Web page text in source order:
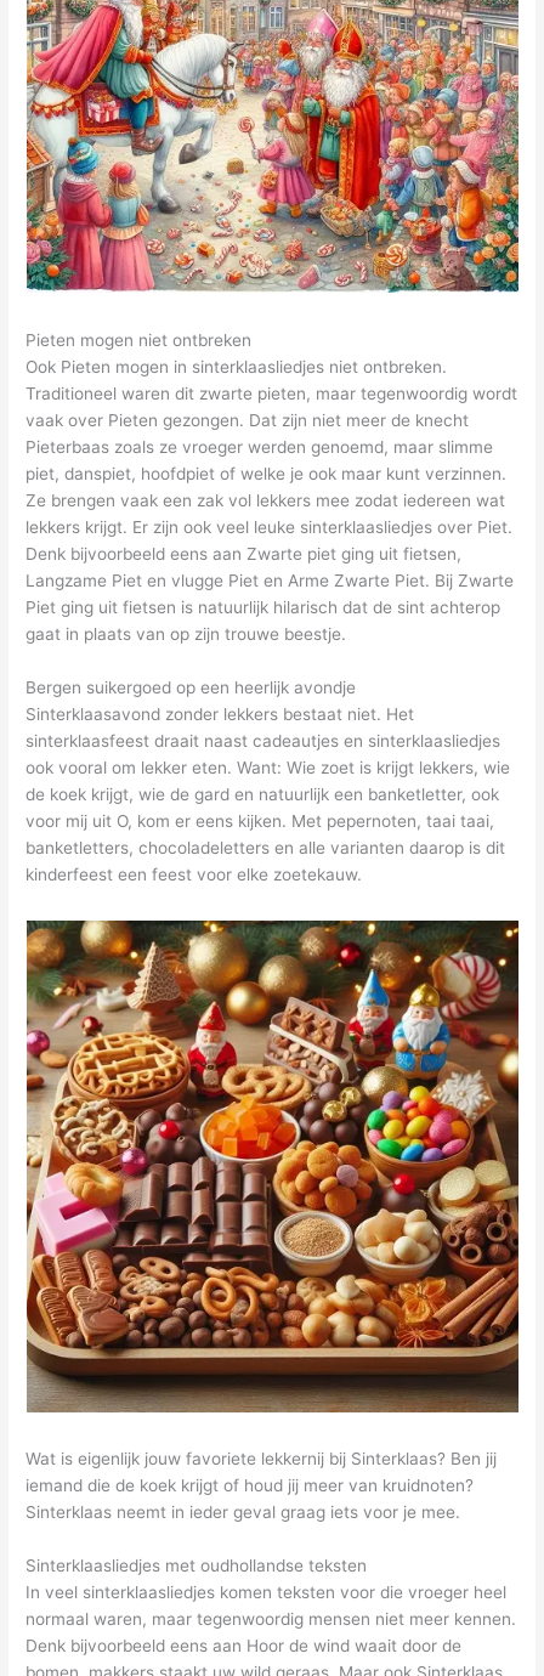
Pieten mogen niet ontbreken
Ook Pieten mogen in sinterklaasliedjes niet ontbreken.
Traditioneel waren dit zwarte pieten, maar tegenwoordig wordt
vaak over Pieten gezongen. Dat zijn niet meer de knecht
Pieterbaas zoals ze vroeger werden genoemd, maar slimme
piet, danspiet, hoofdpiet of welke je ook maar kunt verzinnen.
Ze brengen vaak een zak vol lekkers mee zodat iedereen wat
lekkers krijgt. Er zijn ook veel leuke sinterklaasliedjes over Piet.
Denk bijvoorbeeld eens aan Zwarte piet ging uit fietsen,
Langzame Piet en vlugge Piet en Arme Zwarte Piet. Bij Zwarte
Piet ging uit fietsen is natuurlijk hilarisch dat de sint achterop
gaat in plaats van op zijn trouwe beestje.
Bergen suikergoed op een heerlijk avondje
Sinterklaasavond zonder lekkers bestaat niet. Het
sinterklaasfeest draait naast cadeautjes en sinterklaasliedjes
ook vooral om lekker eten. Want: Wie zoet is krijgt lekkers, wie
de koek krijgt, wie de gard en natuurlijk een banketletter, ook
voor mij uit O, kom er eens kijken. Met pepernoten, taai taai,
banketletters, chocoladeletters en alle varianten daarop is dit
kinderfeest een feest voor elke zoetekauw.
Wat is eigenlijk jouw favoriete lekkernij bij Sinterklaas? Ben jij
iemand die de koek krijgt of houd jij meer van kruidnoten?
Sinterklaas neemt in ieder geval graag iets voor je mee.
Sinterklaasliedjes met oudhollandse teksten
In veel sinterklaasliedjes komen teksten voor die vroeger heel
normaal waren, maar tegenwoordig mensen niet meer kennen.
Denk bijvoorbeeld eens aan Hoor de wind waait door de